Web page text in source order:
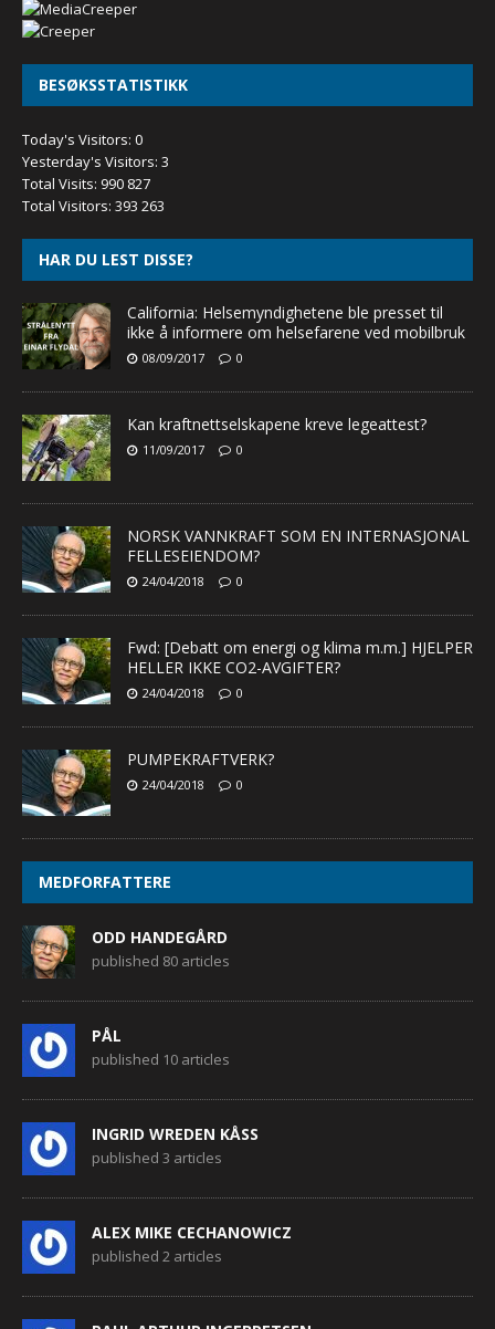
BESØKSSTATISTIKK
Today's Visitors: 0
Yesterday's Visitors: 3
Total Visits: 990 827
Total Visitors: 393 263
HAR DU LEST DISSE?
California: Helsemyndighetene ble presset til
ikke å informere om helsefarene ved mobilbruk
08/09/2017 0
Kan kraftnettselskapene kreve legeattest?
11/09/2017 0
NORSK VANNKRAFT SOM EN INTERNASJONAL
FELLESEIENDOM?
24/04/2018 0
Fwd: [Debatt om energi og klima m.m.] HJELPER
HELLER IKKE CO2-AVGIFTER?
24/04/2018 0
PUMPEKRAFTVERK?
24/04/2018 0
MEDFORFATTERE
ODD HANDEGÅRD
published 80 articles
PÅL
published 10 articles
INGRID WREDEN KÅSS
published 3 articles
ALEX MIKE CECHANOWICZ
published 2 articles